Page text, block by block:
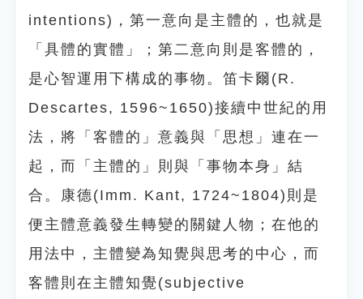
intentions)，第一意向是主體的，也就是
「具體的實體」；第二意向則是客體的，
是心智運用下構成的事物。笛卡爾(R.
Descartes, 1596~1650)接續中世紀的用
法，將「客體的」意義與「思想」連在一
起，而「主體的」則與「事物本身」結
合。康德(Imm. Kant, 1724~1804)則是
便主體意義發生轉變的關鍵人物；在他的
用法中，主體變為知覺與思考的中心，而
客體則在主體知覺(subjective